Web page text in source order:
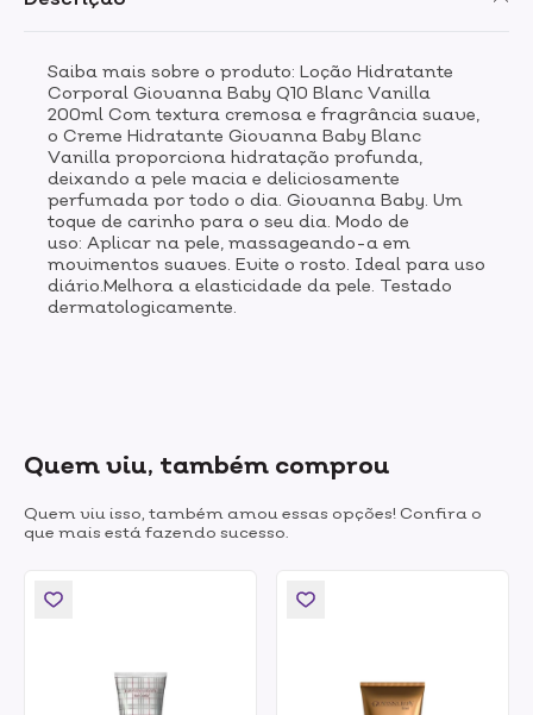
Saiba mais sobre o produto: Loção Hidratante
Corporal Giovanna Baby Q10 Blanc Vanilla
200ml Com textura cremosa e fragrância suave,
o Creme Hidratante Giovanna Baby Blanc
Vanilla proporciona hidratação profunda,
deixando a pele macia e deliciosamente
perfumada por todo o dia. Giovanna Baby. Um
toque de carinho para o seu dia. Modo de
uso: Aplicar na pele, massageando-a em
movimentos suaves. Evite o rosto. Ideal para uso
diário.Melhora a elasticidade da pele. Testado
dermatologicamente.
Quem viu, também comprou
Quem viu isso, também amou essas opções! Confira o
que mais está fazendo sucesso.